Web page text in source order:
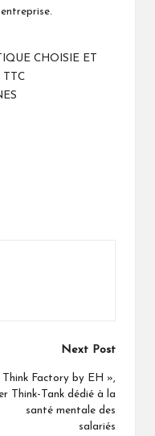
CHOISIE ET
TTC
Next Post
Think Factory by EH »,
Think-Tank dédié à la
santé mentale des
salariés